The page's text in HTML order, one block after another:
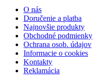
O nás
Doručenie a platba
Najnovšie produkty
Obchodné podmienky
Ochrana osob. údajov
Informacie o cookies
Kontakty
Reklamácia